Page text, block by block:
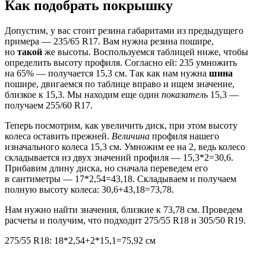
Как подобрать покрышку
Допустим, у вас стоит резина габаритами из предыдущего
примера — 235/65 R17. Вам нужна резина пошире,
но такой же высоты. Воспользуемся таблицей ниже, чтобы
определить высоту профиля. Согласно ей: 235 умножить
на 65% — получается 15,3 см. Так как нам нужна шина
пошире, двигаемся по таблице вправо и ищем значение,
близкое к 15,3. Мы находим еще один показатель 15,3 —
получаем 255/60 R17.
Теперь посмотрим, как увеличить диск, при этом высоту
колеса оставить прежней. Величина профиля нашего
изначального колеса 15,3 см. Умножим ее на 2, ведь колесо
складывается из двух значений профиля — 15,3*2=30,6.
Прибавим длину диска, но сначала переведем его
в сантиметры — 17*2,54=43,18. Складываем и получаем
полную высоту колеса: 30,6+43,18=73,78.
Нам нужно найти значения, близкие к 73,78 см. Проведем
расчеты и получим, что подходит 275/55 R18 и 305/50 R19.
275/55 R18: 18*2,54+2*15,1=75,92 см